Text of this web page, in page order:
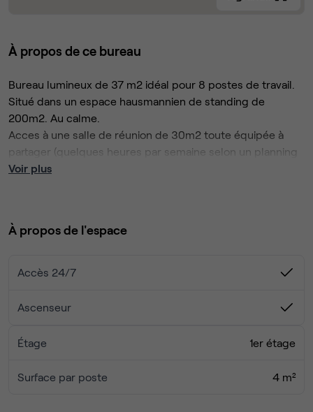
À propos de ce bureau
Bureau lumineux de 37 m2 idéal pour 8 postes de travail.
Situé dans un espace hausmannien de standing de
200m2. Au calme.
Acces à une salle de réunion de 30m2 toute équipée à
partager (quelques heures par semaine selon un planning
à définir en bonne intelligence avec les autres bureaux.
Voir plus
À propos de l'espace
Accès 24/7
Ascenseur
Étage 1er étage
Surface par poste 4 m²